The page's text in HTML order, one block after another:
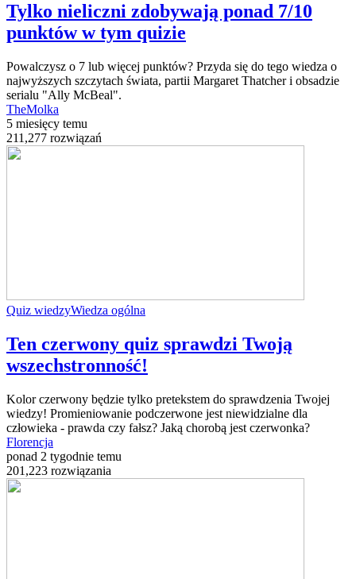
Tylko nieliczni zdobywają ponad 7/10
punktów w tym quizie
Powalczysz o 7 lub więcej punktów? Przyda się do tego wiedza o
najwyższych szczytach świata, partii Margaret Thatcher i obsadzie
serialu "Ally McBeal".
TheMolka
5 miesięcy temu
211,277 rozwiązań
Quiz wiedzyWiedza ogólna
Ten czerwony quiz sprawdzi Twoją
wszechstronność!
Kolor czerwony będzie tylko pretekstem do sprawdzenia Twojej
wiedzy! Promieniowanie podczerwone jest niewidzialne dla
człowieka - prawda czy fałsz? Jaką chorobą jest czerwonka?
Florencja
ponad 2 tygodnie temu
201,223 rozwiązania